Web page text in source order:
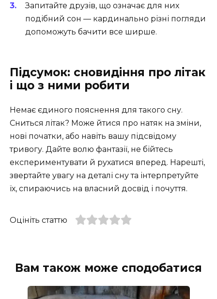
Запитайте друзів, що означає для них
подібний сон — кардинально різні погляди
допоможуть бачити все ширше.
Підсумок: сновидіння про літак
і що з ними робити
Немає єдиного пояснення для такого сну.
Сниться літак? Може йтися про натяк на зміни,
нові початки, або навіть вашу підсвідому
тривогу. Дайте волю фантазії, не бійтесь
експериментувати й рухатися вперед. Нарешті,
звертайте увагу на деталі сну та інтерпретуйте
їх, спираючись на власний досвід і почуття.
Оцініть статтю
Вам також може сподобатися